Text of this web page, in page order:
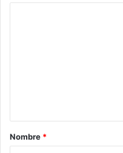
a
r
Nombre *